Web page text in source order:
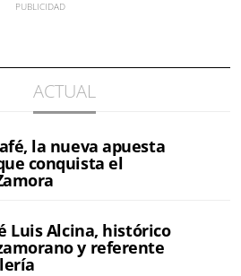
ACTUAL
la nueva apuesta
conquista el
Luis Alcina, histórico
y referente